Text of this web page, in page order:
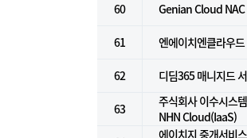
60 Genian Cloud NAC
61 엔에이치엔클라우
62 디딤365 매니지드
63
주식회사 이수시스
NHN Cloud(IaaS)
에이치지 중개서비